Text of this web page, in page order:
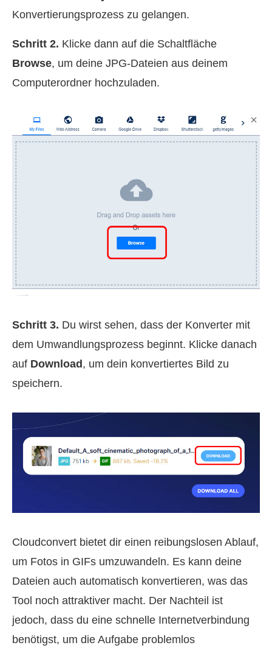
Konvertierungsprozess zu gelangen.
Schritt 2. Klicke dann auf die Schaltfläche
Browse, um deine JPG-Dateien aus deinem
Computerordner hochzuladen.
Schritt 3. Du wirst sehen, dass der Konverter mit
dem Umwandlungsprozess beginnt. Klicke danach
auf Download , um dein konvertiertes Bild zu
speichern.
Cloudconvert bietet dir einen reibungslosen Ablauf,
um Fotos in GIFs umzuwandeln. Es kann deine
Dateien auch automatisch konvertieren, was das
Tool noch attraktiver macht. Der Nachteil ist
jedoch, dass du eine schnelle Internetverbindung
benötigst, um die Aufgabe problemlos